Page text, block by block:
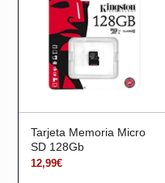
Tarjeta Memoria Micro
SD 128Gb
12,99€